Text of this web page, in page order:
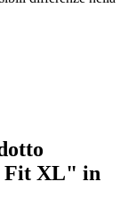
Fit XL" in